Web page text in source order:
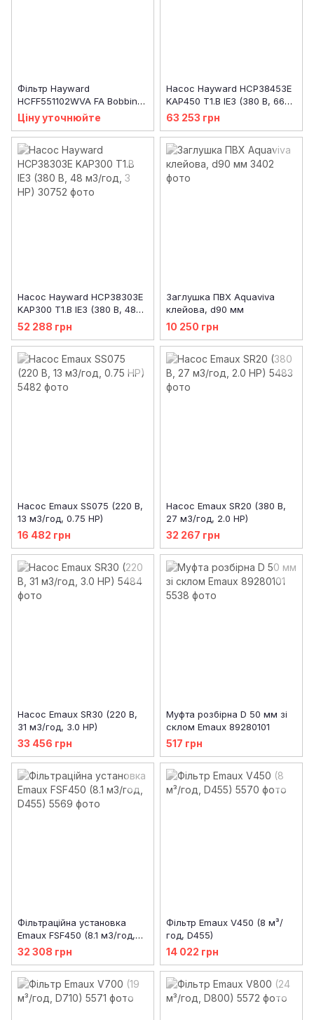
Фільтр Hayward
HCFF551102WVA FA Bobbin
(61 м3/год, D1400)
Ціну уточнюйте
Насос Hayward HCP38453E
KAP450 T1.B IE3 (380 В, 66
м³/год, 4.5 HP)
63 253 грн
Насос Hayward HCP38303E
KAP300 T1.B IE3 (380 В, 48
м3/год, 3 HP)
52 288 грн
Заглушка ПВХ Aquaviva
клейова, d90 мм
10 250 грн
Насос Emaux SS075 (220 В,
13 м3/год, 0.75 HP)
16 482 грн
Насос Emaux SR20 (380 В,
27 м3/год, 2.0 HP)
32 267 грн
Насос Emaux SR30 (220 В,
31 м3/год, 3.0 HP)
33 456 грн
Муфта розбірна D 50 мм зі
склом Emaux 89280101
517 грн
Фільтраційна установка
Emaux FSF450 (8.1 м3/год,
D455)
32 308 грн
Фільтр Emaux V450 (8 м³/
год, D455)
14 022 грн